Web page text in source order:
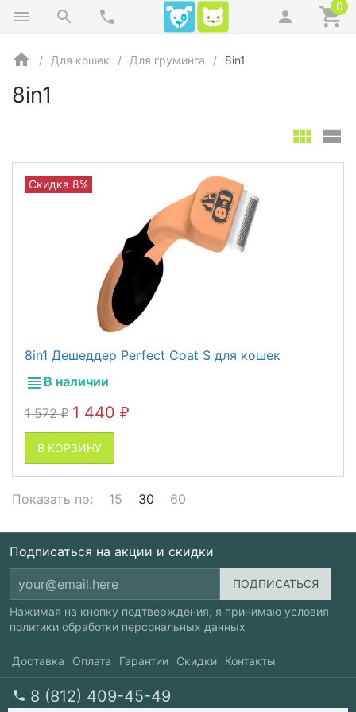
0
Для кошек Для груминга 8in1
8in1
8in1 Дешеддер Perfect Coat S для кошек
В наличии
1 572₽ 1 440 ₽
В КОРЗИНУ
Скидка 8%
Показать по: 15 30 60
Подписаться на акции и скидки
Нажимая на кнопку подтверждения, я принимаю условия
политики обработки персональных данных
Доставка Оплата Гарантии Скидки Контакты
8 (812) 409-45-49